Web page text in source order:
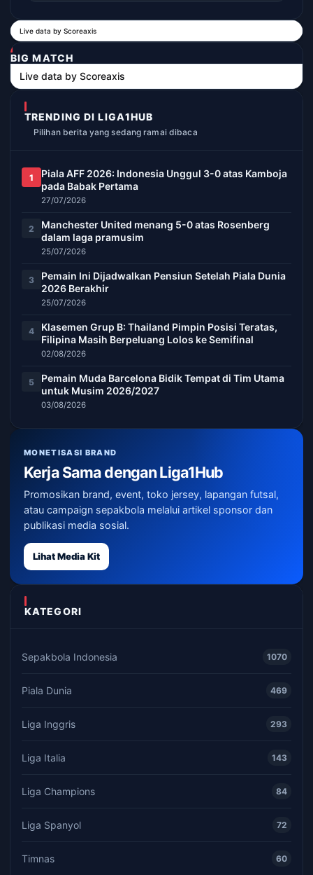
Live data by Scoreaxis
BIG MATCH
Live data by Scoreaxis
TRENDING DI LIGA1HUB
Pilihan berita yang sedang ramai dibaca
1
Piala AFF 2026: Indonesia Unggul 3-0 atas Kamboja
pada Babak Pertama
27/07/2026
2
Manchester United menang 5-0 atas Rosenberg
dalam laga pramusim
25/07/2026
3
Pemain Ini Dijadwalkan Pensiun Setelah Piala Dunia
2026 Berakhir
25/07/2026
4
Klasemen Grup B: Thailand Pimpin Posisi Teratas,
Filipina Masih Berpeluang Lolos ke Semifinal
02/08/2026
5
Pemain Muda Barcelona Bidik Tempat di Tim Utama
untuk Musim 2026/2027
03/08/2026
MONETISASI BRAND
Kerja Sama dengan Liga1Hub
Promosikan brand, event, toko jersey, lapangan futsal,
atau campaign sepakbola melalui artikel sponsor dan
publikasi media sosial.
Lihat Media Kit
KATEGORI
Sepakbola Indonesia 1070
Piala Dunia 469
Liga Inggris 293
Liga Italia 143
Liga Champions 84
Liga Spanyol 72
Timnas 60